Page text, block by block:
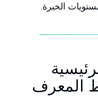
الخبرة.
المعرف